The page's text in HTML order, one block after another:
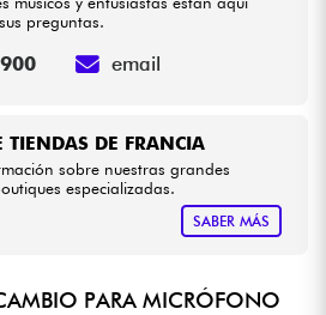
TIENDAS DE FRANCIA
sobre nuestras grandes
especializadas.
SABER MÁS
preguntas.
email
PARA MICRÓFONO